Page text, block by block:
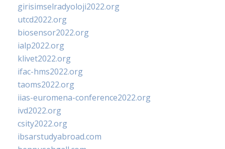
girisimselradyoloji2022.org
utcd2022.org
biosensor2022.org
ialp2022.org
klivet2022.org
ifac-hms2022.org
taoms2022.org
iias-euromena-conference2022.org
ivd2022.org
csity2022.org
ibsarstudyabroad.com